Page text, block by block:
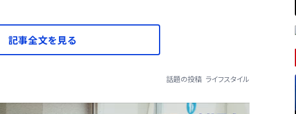
記事全文を見る
話題の投稿 ライフスタイル